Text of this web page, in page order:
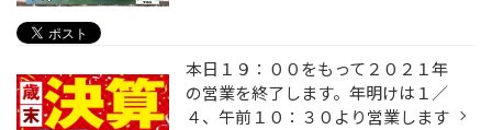
本日１９：００をもって２０２１年
の営業を終了します。年明けは１／
４、午前１０：３０より営業します